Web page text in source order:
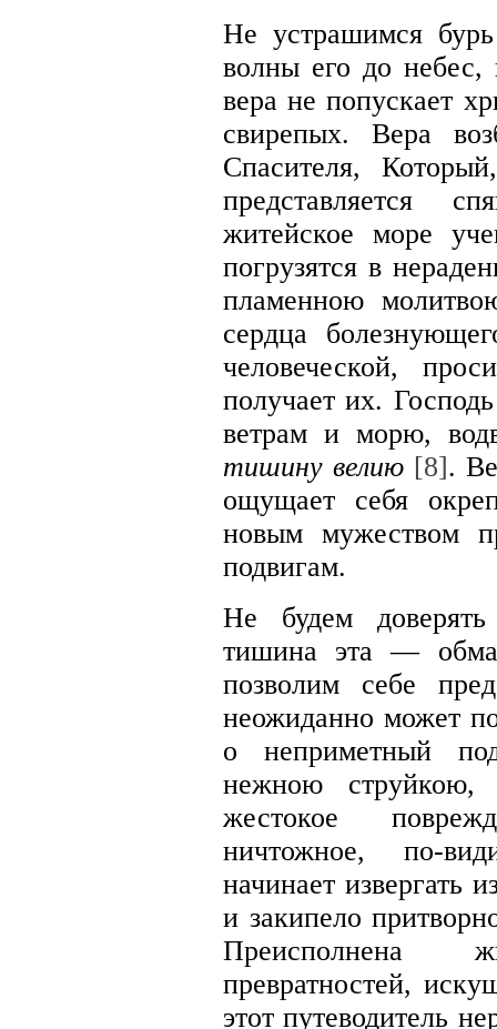
Не устрашимся
волны его до небес,
вера не попускает
свирепых. Вера
Спасителя,
представляется
житейское море
погрузятся в
пламенною
сердца
человеческой,
получает их.
ветрам и морю,
тишину велию [8].
ощущает себя
новым мужеством
подвигам.
Не будем
тишина эта —
позволим себе
неожиданно может
о неприметный
нежною
жестокое
ничтожное, по-
начинает извергать
и закипело
Преисполнена
превратностей,
этот путеводитель